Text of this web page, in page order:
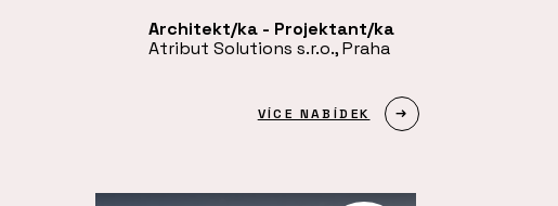
Architekt/ka - Projektant/ka
Atribut Solutions s.r.o., Praha
VÍCE NABÍDEK